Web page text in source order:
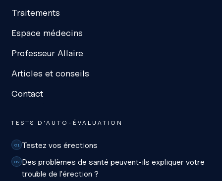
Traitements
Espace médecins
Professeur Allaire
Articles et conseils
Contact
TESTS D'AUTO-ÉVALUATION
C1 Testez vos érections
C2
Des problèmes de santé peuvent-ils expliquer votre
trouble de l'érection ?